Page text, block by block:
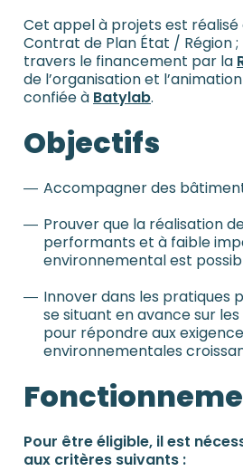
Cet appel à projets est réalisé
Contrat de Plan État / Région
travers le financement par la
de l’organisation et
confiée à Batylab.
Objectifs
Accompagner des
Prouver que la réalisation
performants et à faible
environnemental est
Innover dans les pratiques
se situant en avance sur
pour répondre aux
environnementales
Pour être éligible, il est
aux critères suivants :